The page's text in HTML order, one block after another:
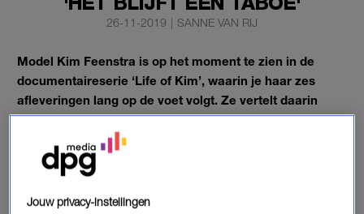
26-11-2019 | SANNE VAN RIJ
Model Kim Feenstra is op het moment te zien in de
documentaireserie ‘Life of Kim’, waarin je haar zes
afleveringen lang op de voet volgt. Ze vertelt daarin
onder meer dat ze niet natuurlijk zwanger kan raken.
Dat maakt veel los bij kijkers, waar Kim – middels een
uitgebreide Instagrampost – weer op reageert.
Jouw privacy-instellingen